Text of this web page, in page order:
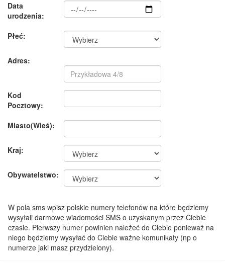
Data
urodzenia:
Płeć:
Adres:
Kod
Pocztowy:
Miasto(Wieś):
Kraj:
Obywatelstwo:
W pola sms wpisz polskie numery telefonów na które będziemy
wysyłali darmowe wiadomości SMS o uzyskanym przez Ciebie
czasie. Pierwszy numer powinien należeć do Ciebie ponieważ na
niego będziemy wysyłać do Ciebie ważne komunikaty (np o
numerze jaki masz przydzielony).